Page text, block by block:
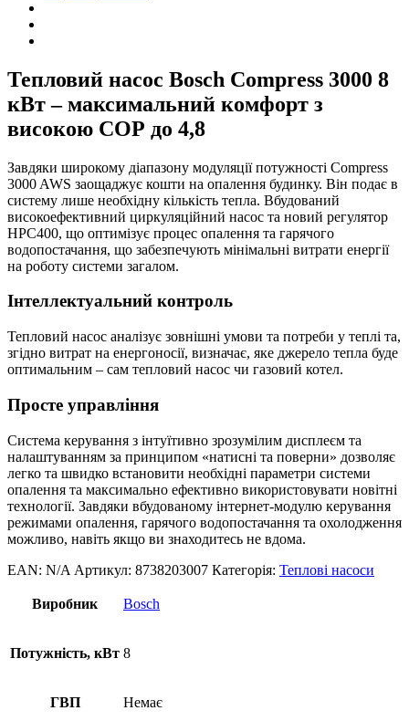
кВт
Тепловий насос Bosch Compress 3000 8
кВт – максимальний комфорт з
високою СОР до 4,8
Завдяки широкому діапазону модуляції потужності Compress
3000 AWS заощаджує кошти на опалення будинку. Він подає в
систему лише необхідну кількість тепла. Вбудований
високоефективний циркуляційний насос та новий регулятор
НРС400, що оптимізує процес опалення та гарячого
водопостачання, що забезпечують мінімальні витрати енергії
на роботу системи загалом.
Інтеллектуальний контроль
Тепловий насос аналізує зовнішні умови та потреби у теплі та,
згідно витрат на енергоносії, визначає, яке джерело тепла буде
оптимальним – сам тепловий насос чи газовий котел.
Просте управління
Система керування з інтуїтивно зрозумілим дисплеєм та
налаштуванням за принципом «натисні та поверни» дозволяє
легко та швидко встановити необхідні параметри системи
опалення та максимально ефективно використовувати новітні
технології. Завдяки вбудованому інтернет-модулю керування
режимами опалення, гарячого водопостачання та охолодження
можливо, навіть якщо ви знаходитесь не вдома.
EAN: N/A Артикул: 8738203007 Категорія: Теплові насоси
Виробник Bosch
Потужність, кВт 8
ГВП Немає